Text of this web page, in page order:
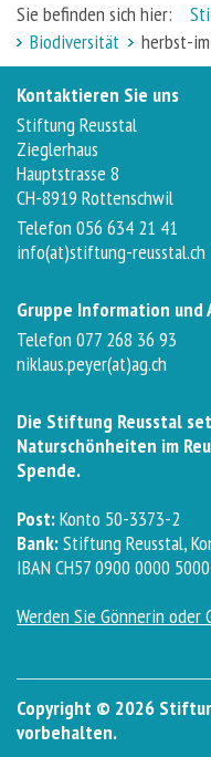
Sie befinden sich hier:
Biodiversität
herbst-
Kontaktieren Sie uns
Stiftung Reusstal
Zieglerhaus
Hauptstrasse 8
CH-8919 Rottenschwil
Telefon 056 634 21 41
info(at)stiftung-reusstal.ch
Gruppe Information und
Telefon 077 268 36 93
niklaus.peyer(at)ag.ch
Die Stiftung Reusstal
Naturschönheiten im
Spende.
Post:Konto 50-3373-2
Bank:Stiftung Reusstal,
IBAN CH57 0900 0000
Werden Sie Gönnerin oder
Copyright © 2026
vorbehalten.